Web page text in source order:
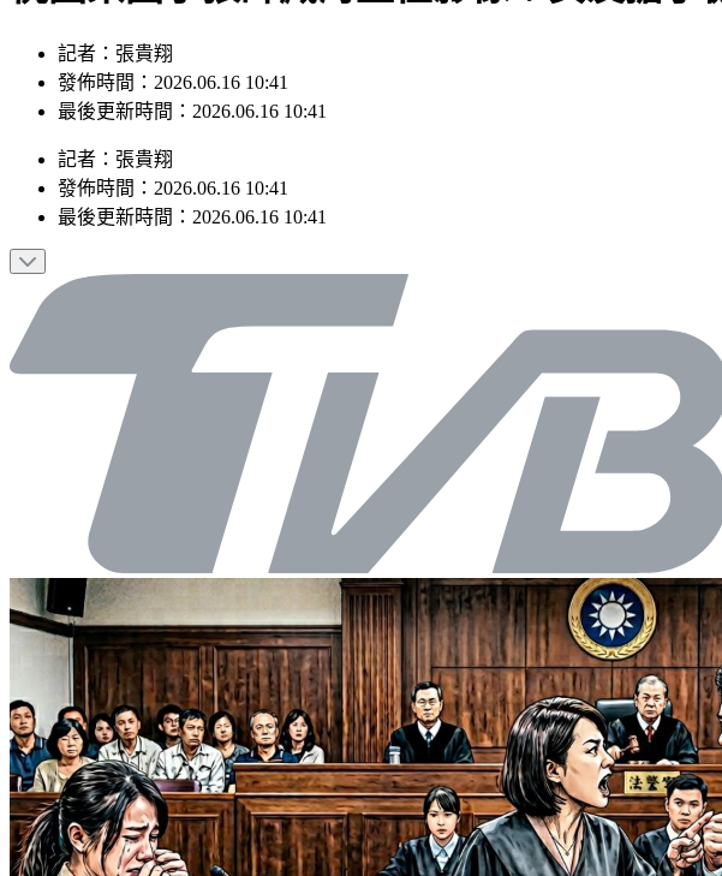
記者：張貴翔
發佈時間：2026.06.16 10:41
最後更新時間：2026.06.16 10:41
記者 ： 張貴翔
發佈時間： 2026.06.16 10:41
最後更新時間： 2026.06.16 10:41